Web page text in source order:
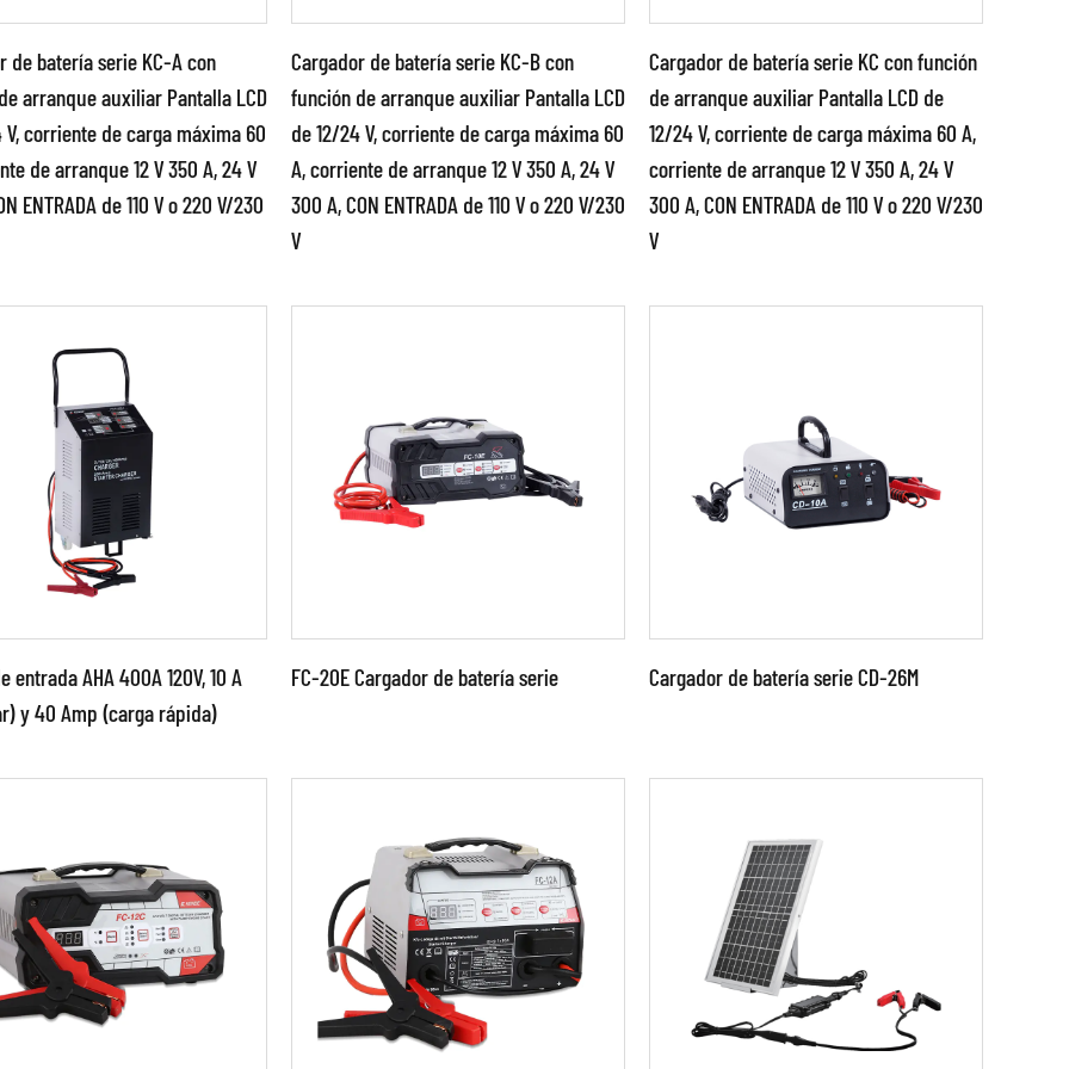
Esto puede incluir elegir los tipos de metales, plásticos u otros materiales que se utilizarán en la
del cargador.
Una vez seleccionados los materiales, las piezas individuales del cargador se pueden fabricar
diversas técnicas como mecanizado, fundición o moldeo por inyección.
Una vez fabricadas las piezas individuales del cargador, normalmente se ensamblan en una unidad
antes de lanzar el cargador a la venta, normalmente se prueba para garantizar que funciona
y cumple con todos los estándares y especificaciones necesarios.
Finalmente, el cargador completo se empaqueta de manera que lo proteja durante el envío y facilite
su configuración y uso.
tecnología avanzada de
Asa del carro para ...
MÁS
de batería serie KC-A con
arranque auxiliar Pantalla LCD
V, corriente de carga máxima 60
de arranque 12 V 350 A, 24 V
ENTRADA de 110 V o 220 V/230
Parámetros:
Utilice tecnología avanzada de
llevar. Asa del carro...
LEER MÁS
Cargador de batería serie KC-B con
función de arranque auxiliar Pantalla LCD
de 12/24 V, corriente de carga máxima 60
A, corriente de arranque 12 V 350 A, 24 V
300 A, CON ENTRADA de 110 V o 220 V/230
V
Parámetros:
●Utilice tecnología avanzada
señal, portátil, carga ...
LEER MÁS
Cargador de batería serie KC con función
de arranque auxiliar Pantalla LCD de
12/24 V, corriente de carga máxima 60 A,
corriente de arranque 12 V 350 A, 24 V
300 A, CON ENTRADA de 110 V o 220 V/230
V
MÁS
entrada AHA 400A 120V, 10 A
y 40 Amp (carga rápida)
Parámetros:
●Utilice tecnología avanzada
de control por
microcomputadora. ●Fase de
señal, portátil, carga para b...
LEER MÁS
FC-20E Cargador de batería serie
Parámetros:
●Utilice MOSFET y tecnología
avanzada de control de fuente
de alimentación conmutada.
●Fase de...
LEER MÁS
Cargador de batería serie CD-26M